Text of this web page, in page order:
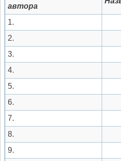
автора
1.
2.
3.
4.
5.
6.
7.
8.
9.